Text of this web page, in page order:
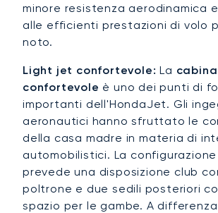
minore resistenza aerodinamica
alle efficienti prestazioni di volo
noto.
Light jet confortevole: La cabina
confortevole è uno dei punti di
importanti dell'HondaJet. Gli
aeronautici hanno sfruttato le
della casa madre in materia di
automobilistici. La
prevede una disposizione club
poltrone e due sedili posteriori
spazio per le gambe. A